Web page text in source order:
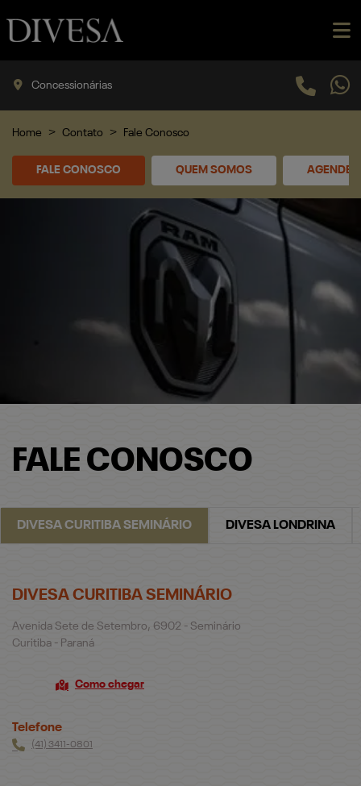
Concessionárias
Home Contato Fale Conosco
FALE CONOSCO QUEM SOMOS AGENDE
FALE CONOSCO
DIVESA CURITIBA SEMINÁRIO DIVESA LONDRINA
DIVESA CURITIBA SEMINÁRIO
Avenida Sete de Setembro, 6902 - Seminário
Curitiba - Paraná
Como chegar
Telefone
(41) 3411-0801